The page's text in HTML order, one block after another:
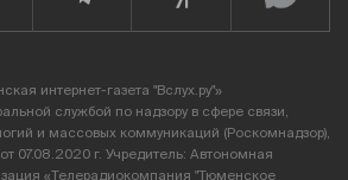
интернет-газета "Вслух.ру"»
службой по надзору в сфере связи,
и массовых коммуникаций (Роскомнадзор),
07.08.2020 г. Учредитель: Автономная
«Телерадиокомпания "Тюменское